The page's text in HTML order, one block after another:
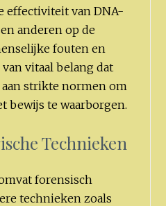
effectiviteit van DNA-
anderen op de
fouten en
vitaal belang dat
strikte normen om
bewijs te waarborgen.
Technieken
forensisch
technieken zoals